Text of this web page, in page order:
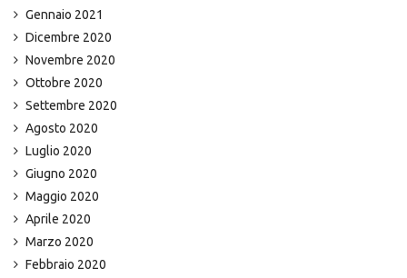
Gennaio 2021
Dicembre 2020
Novembre 2020
Ottobre 2020
Settembre 2020
Agosto 2020
Luglio 2020
Giugno 2020
Maggio 2020
Aprile 2020
Marzo 2020
Febbraio 2020